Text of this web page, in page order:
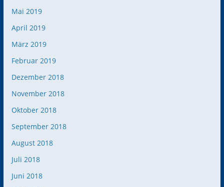
Mai 2019
April 2019
März 2019
Februar 2019
Dezember 2018
November 2018
Oktober 2018
September 2018
August 2018
Juli 2018
Juni 2018